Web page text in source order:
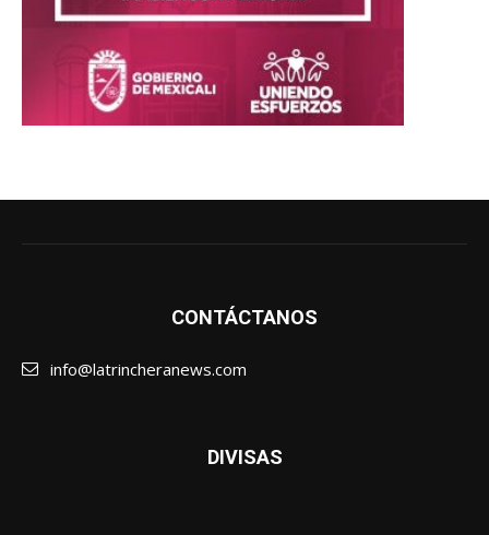
CONTÁCTANOS
info@latrincheranews.com
DIVISAS